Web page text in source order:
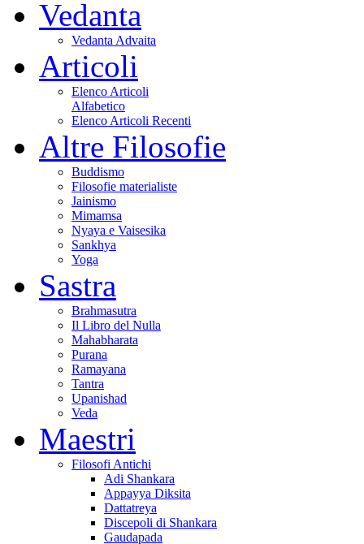
Vedanta
Vedanta Advaita
Articoli
Elenco Articoli
Alfabetico
Elenco Articoli Recenti
Altre Filosofie
Buddismo
Filosofie materialiste
Jainismo
Mimamsa
Nyaya e Vaisesika
Sankhya
Yoga
Sastra
Brahmasutra
Il Libro del Nulla
Mahabharata
Purana
Ramayana
Tantra
Upanishad
Veda
Maestri
Filosofi Antichi
Adi Shankara
Appayya Diksita
Dattatreya
Discepoli di Shankara
Gaudapada